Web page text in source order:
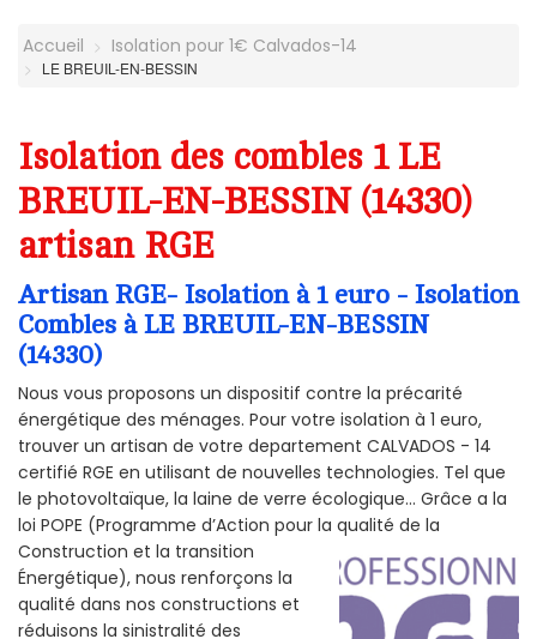
Accueil Isolation pour 1€ Calvados-14
LE BREUIL-EN-BESSIN
Isolation des combles 1 LE
BREUIL-EN-BESSIN (14330)
artisan RGE
Artisan RGE- Isolation à 1 euro - Isolation
Combles à LE BREUIL-EN-BESSIN
(14330)
Nous vous proposons un dispositif contre la précarité
énergétique des ménages. Pour votre isolation à 1 euro,
trouver un artisan de votre departement CALVADOS - 14
certifié RGE en utilisant de nouvelles technologies. Tel que
le photovoltaïque, la laine de verre écologique... Grâce a la
loi POPE (Programme d’Action pour la qualité de la
Construction et la transition
Énergétique), nous renforçons la
qualité dans nos constructions et
réduisons la sinistralité des